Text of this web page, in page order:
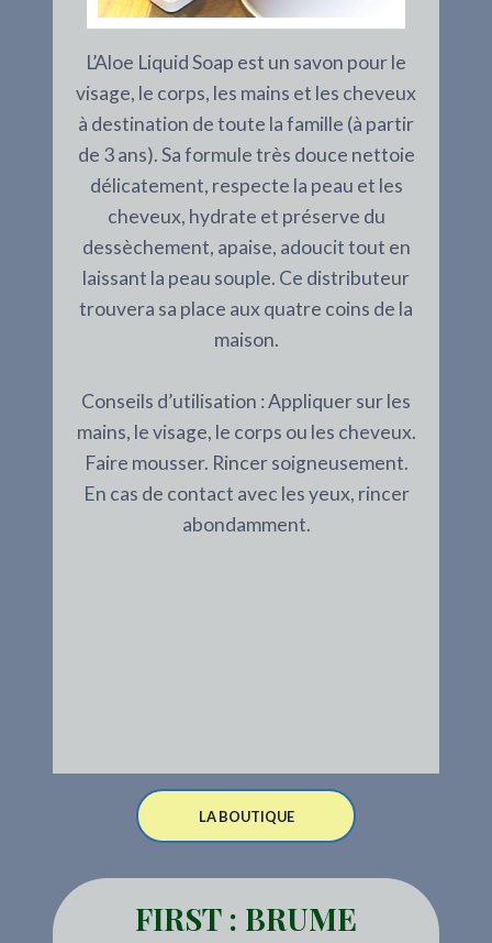
L’Aloe Liquid Soap est un savon pour le
visage, le corps, les mains et les cheveux
à destination de toute la famille (à partir
de 3 ans). Sa formule très douce nettoie
délicatement, respecte la peau et les
cheveux, hydrate et préserve du
dessèchement, apaise, adoucit tout en
laissant la peau souple. Ce distributeur
trouvera sa place aux quatre coins de la
maison.
Conseils d’utilisation : Appliquer sur les
mains, le visage, le corps ou les cheveux.
Faire mousser. Rincer soigneusement.
En cas de contact avec les yeux, rincer
abondamment.
LA BOUTIQUE
FIRST : BRUME